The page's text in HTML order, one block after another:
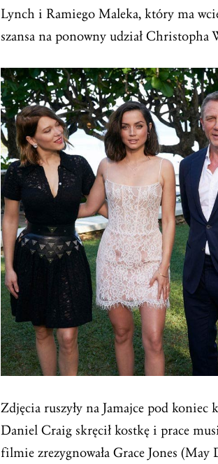
Lynch i Ramiego Maleka, który ma
szansa na ponowny udział Christopha
Zdjęcia ruszyły na Jamajce pod
Daniel Craig skręcił kostkę i prace
filmie zrezygnowała Grace Jones